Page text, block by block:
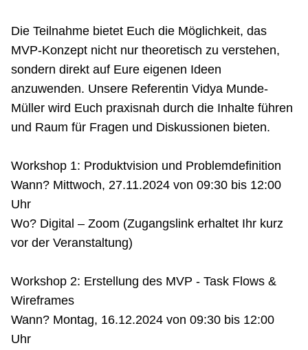
Die Teilnahme bietet Euch die Möglichkeit, das
MVP-Konzept nicht nur theoretisch zu verstehen,
sondern direkt auf Eure eigenen Ideen
anzuwenden. Unsere Referentin Vidya Munde-
Müller wird Euch praxisnah durch die Inhalte führen
und Raum für Fragen und Diskussionen bieten.
Workshop 1: Produktvision und Problemdefinition
Wann? Mittwoch, 27.11.2024 von 09:30 bis 12:00
Uhr
Wo? Digital – Zoom (Zugangslink erhaltet Ihr kurz
vor der Veranstaltung)
Workshop 2: Erstellung des MVP - Task Flows &
Wireframes
Wann? Montag, 16.12.2024 von 09:30 bis 12:00
Uhr